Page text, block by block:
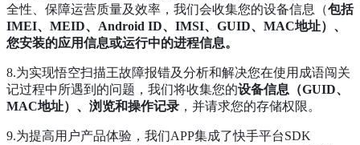
全性、保障运营质量及效率，我们会收集您的设备信息（包括
IMEI、MEID、Android ID、IMSI、GUID、MAC地址）、
您安装的应用信息或运行中的进程信息。
8.为实现悟空扫描王故障报错及分析和解决您在使用成语闯关
记过程中所遇到的问题，我们将收集您的设备信息（GUID、
MAC地址）、浏览和操作记录 ，并请求您的存储权限。
9.为提高用户产品体验，我们APP集成了快手平台SDK